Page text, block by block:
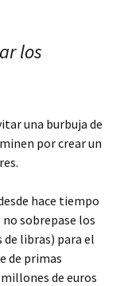
los
una burbuja de
por crear un
hace tiempo
sobrepase los
de libras) para el
de primas
de euros